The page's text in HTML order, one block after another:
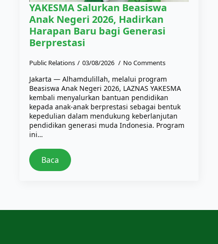
YAKESMA Salurkan Beasiswa
Anak Negeri 2026, Hadirkan
Harapan Baru bagi Generasi
Berprestasi
Public Relations 03/08/2026 No Comments
Jakarta — Alhamdulillah, melalui program
Beasiswa Anak Negeri 2026, LAZNAS YAKESMA
kembali menyalurkan bantuan pendidikan
kepada anak-anak berprestasi sebagai bentuk
kepedulian dalam mendukung keberlanjutan
pendidikan generasi muda Indonesia. Program
ini…
Baca